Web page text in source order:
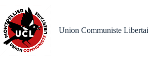
contenu
Union Communiste